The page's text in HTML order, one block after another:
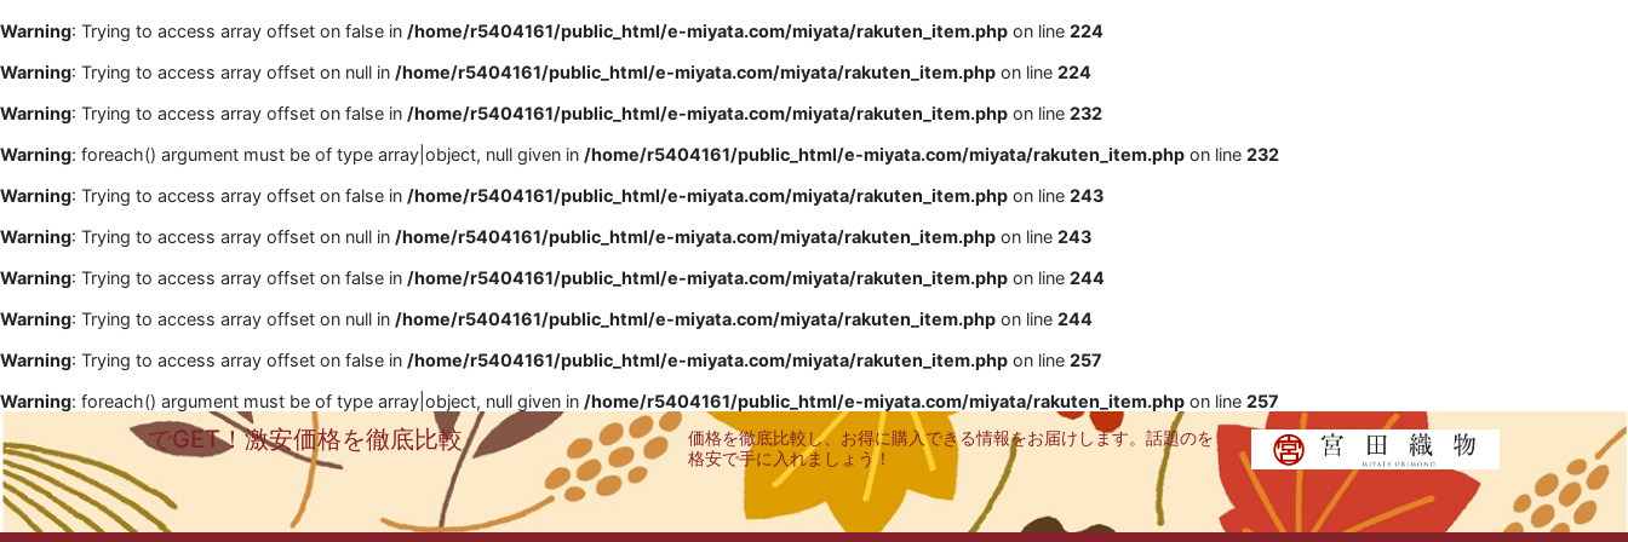
Warning: Trying to access array offset on false in /home/r5404161/public_html/e-miyata.com/miyata/rakuten_item.php on line 224
Warning: Trying to access array offset on null in /home/r5404161/public_html/e-miyata.com/miyata/rakuten_item.php on line 224
Warning: Trying to access array offset on false in /home/r5404161/public_html/e-miyata.com/miyata/rakuten_item.php on line 232
Warning: foreach() argument must be of type array|object, null given in /home/r5404161/public_html/e-miyata.com/miyata/rakuten_item.php on line 232
Warning: Trying to access array offset on false in /home/r5404161/public_html/e-miyata.com/miyata/rakuten_item.php on line 243
Warning: Trying to access array offset on null in /home/r5404161/public_html/e-miyata.com/miyata/rakuten_item.php on line 243
Warning: Trying to access array offset on false in /home/r5404161/public_html/e-miyata.com/miyata/rakuten_item.php on line 244
Warning: Trying to access array offset on null in /home/r5404161/public_html/e-miyata.com/miyata/rakuten_item.php on line 244
Warning: Trying to access array offset on false in /home/r5404161/public_html/e-miyata.com/miyata/rakuten_item.php on line 257
Warning: foreach() argument must be of type array|object, null given in /home/r5404161/public_html/e-miyata.com/miyata/rakuten_item.php on line 257
でGET！激安価格を徹底比較
価格を徹底比較し、お得に購入できる情報をお届けします。話題のを
格安で手に入れましょう！